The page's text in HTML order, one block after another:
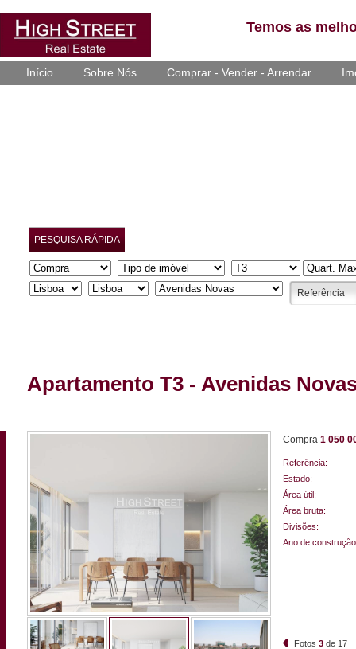
Temos as
Início Sobre Nós Comprar - Vender - Arrendar
PESQUISA RÁPIDA
Apartamento T3 - Avenidas
Fotos 3 de 17
Compra 1 050
Referência:
Estado:
Área útil:
Área bruta:
Divisões:
Ano de